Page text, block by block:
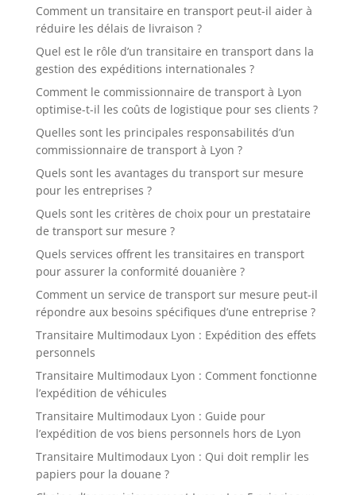
Comment un transitaire en transport peut-il aider à
réduire les délais de livraison ?
Quel est le rôle d’un transitaire en transport dans la
gestion des expéditions internationales ?
Comment le commissionnaire de transport à Lyon
optimise-t-il les coûts de logistique pour ses clients ?
Quelles sont les principales responsabilités d’un
commissionnaire de transport à Lyon ?
Quels sont les avantages du transport sur mesure
pour les entreprises ?
Quels sont les critères de choix pour un prestataire
de transport sur mesure ?
Quels services offrent les transitaires en transport
pour assurer la conformité douanière ?
Comment un service de transport sur mesure peut-il
répondre aux besoins spécifiques d’une entreprise ?
Transitaire Multimodaux Lyon : Expédition des effets
personnels
Transitaire Multimodaux Lyon : Comment fonctionne
l’expédition de véhicules
Transitaire Multimodaux Lyon : Guide pour
l’expédition de vos biens personnels hors de Lyon
Transitaire Multimodaux Lyon : Qui doit remplir les
papiers pour la douane ?